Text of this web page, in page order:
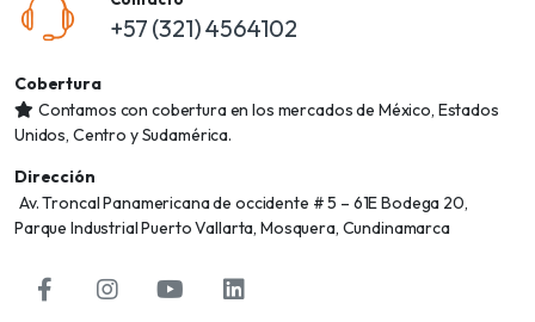
+57 (321) 4564102
Cobertura
Contamos con cobertura en los mercados de México, Estados
Unidos, Centro y Sudamérica.
Dirección
Av. Troncal Panamericana de occidente # 5 – 61E Bodega 20,
Parque Industrial Puerto Vallarta, Mosquera, Cundinamarca